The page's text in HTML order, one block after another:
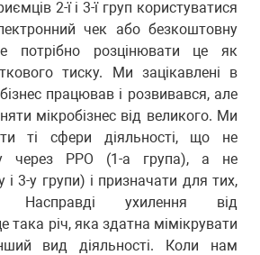
2-ї і 3-ї груп користуватися
чек або безкоштовну
потрібно розцінювати це як
тиску. Ми зацікавлені в
працював і розвивався, але
мікробізнес від великого. Ми
ті сфери діяльності, що не
через РРО (1-а група), а не
і 3-у групи) і призначати для тих,
Насправді ухилення від
така річ, яка здатна мімікрувати
вид діяльності. Коли нам